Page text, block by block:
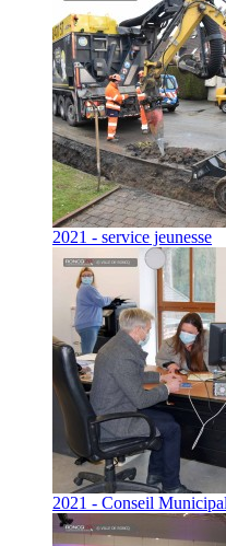
2021 - service jeunesse
2021 - Conseil